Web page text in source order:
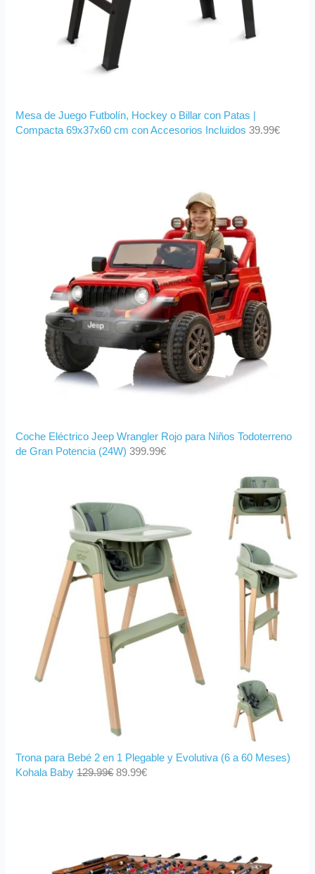
Mesa de Juego Futbolín, Hockey o Billar con Patas |
Compacta 69x37x60 cm con Accesorios Incluidos 39.99€
Coche Eléctrico Jeep Wrangler Rojo para Niños Todoterreno
de Gran Potencia (24W) 399.99€
Trona para Bebé 2 en 1 Plegable y Evolutiva (6 a 60 Meses)
Kohala Baby 129.99€ 89.99€